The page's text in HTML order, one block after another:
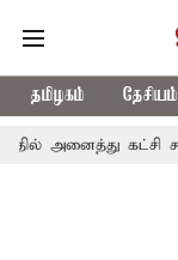
தமிழகம் தேசியம்
கட்சி கூட்டத்தை